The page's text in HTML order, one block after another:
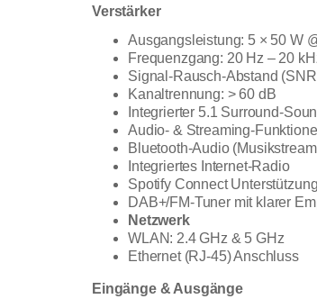
Verstärker
Ausgangsleistung: 5 × 50 W
Frequenzgang: 20 Hz – 20
Signal-Rausch-Abstand
Kanaltrennung: > 60 dB
Integrierter 5.1 Surround-
Audio- & Streaming-
Bluetooth-Audio
Integriertes Internet-Radio
Spotify Connect Unterstützung
DAB+/FM-Tuner mit klarer
Netzwerk
WLAN: 2.4 GHz & 5 GHz
Ethernet (RJ-45) Anschluss
Eingänge & Ausgänge